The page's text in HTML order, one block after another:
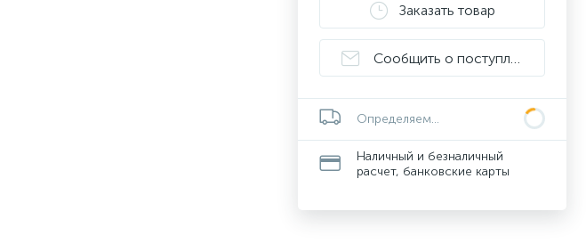
Заказать товар
Сообщить о поступлении
Определяем...
Наличный и безналичный
расчет, банковские карты